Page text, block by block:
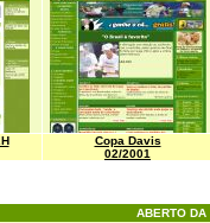
Copa Davis
02/2001
ABERTO DA